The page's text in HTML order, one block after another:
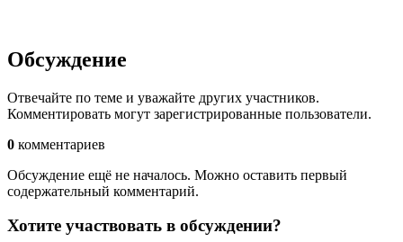
Обсуждение
Отвечайте по теме и уважайте других участников.
Комментировать могут зарегистрированные пользователи.
0 комментариев
Обсуждение ещё не началось. Можно оставить первый
содержательный комментарий.
Хотите участвовать в обсуждении?